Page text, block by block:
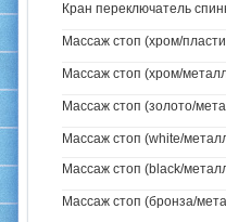
Кран переключатель
Массаж стоп (хром/
Массаж стоп (хром/
Массаж стоп (золото/
Массаж стоп (white/
Массаж стоп (black/
Массаж стоп (бронза/